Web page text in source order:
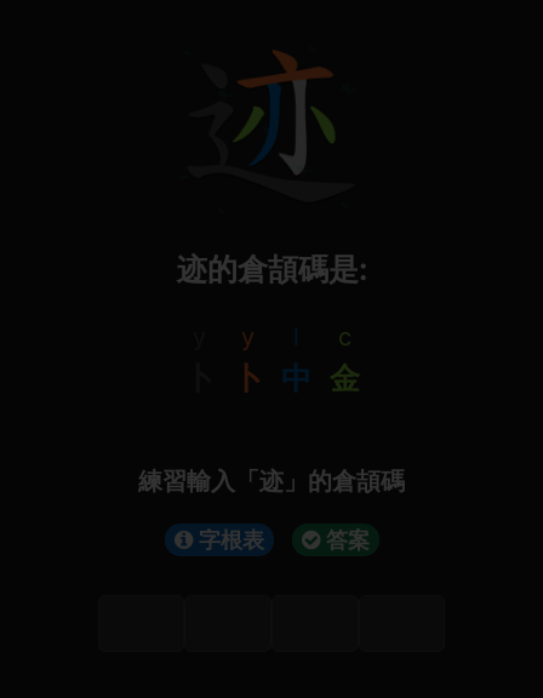
迹的倉頡碼是:
y
卜
l
中
c
金
練習輸入「迹」的倉頡碼
字根表 答案